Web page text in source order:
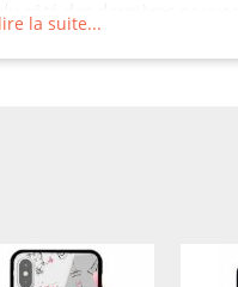
smartphone imprimées ou
avec différents
3) validez votre création
assurer un max, n’oubliez
lire la suite...